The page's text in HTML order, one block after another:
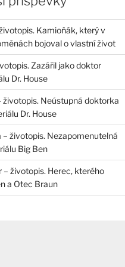
Kamioňák, který v
bojoval o vlastní život
Zazářil jako doktor
Dr. House
životopis. Neústupná doktorka
Dr. House
– životopis. Nezapomenutelná
Big Ben
– životopis. Herec, kterého
a Otec Braun